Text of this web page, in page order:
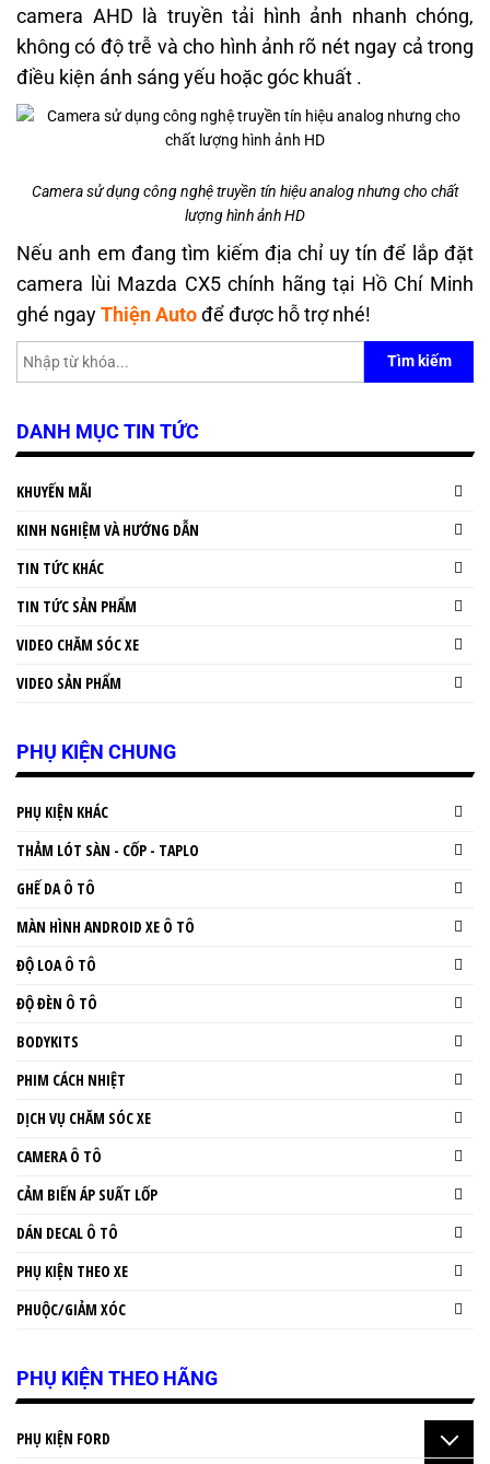
camera AHD là truyền tải hình ảnh nhanh chóng,
không có độ trễ và cho hình ảnh rõ nét ngay cả trong
điều kiện ánh sáng yếu hoặc góc khuất .
Camera sử dụng công nghệ truyền tín hiệu analog nhưng cho chất
lượng hình ảnh HD
Nếu anh em đang tìm kiếm địa chỉ uy tín để lắp đặt
camera lùi Mazda CX5 chính hãng tại Hồ Chí Minh
ghé ngayThiện Autođể được hỗ trợ nhé!
Tìm kiếm
DANH MỤC TIN TỨC
KHUYẾN MÃI
KINH NGHIỆM VÀ HƯỚNG DẪN
TIN TỨC KHÁC
TIN TỨC SẢN PHẨM
VIDEO CHĂM SÓC XE
VIDEO SẢN PHẨM
PHỤ KIỆN CHUNG
PHỤ KIỆN KHÁC
THẢM LÓT SÀN - CỐP - TAPLO
GHẾ DA Ô TÔ
MÀN HÌNH ANDROID XE Ô TÔ
ĐỘ LOA Ô TÔ
ĐỘ ĐÈN Ô TÔ
BODYKITS
PHIM CÁCH NHIỆT
DỊCH VỤ CHĂM SÓC XE
CAMERA Ô TÔ
CẢM BIẾN ÁP SUẤT LỐP
DÁN DECAL Ô TÔ
PHỤ KIỆN THEO XE
PHUỘC/GIẢM XÓC
PHỤ KIỆN THEO HÃNG
PHỤ KIỆN FORD